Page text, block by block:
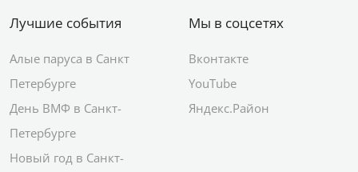
Лучшие события
Алые паруса в Санкт
Петербурге
День ВМФ в Санкт-
Петербурге
Новый год в Санкт-
Мы в соцсетях
Вконтакте
YouTube
Яндекс.Район